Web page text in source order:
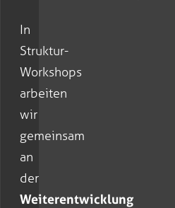
In
Struktur-
Workshops
arbeiten
wir
gemeinsam
an
der
Weiterentwicklung